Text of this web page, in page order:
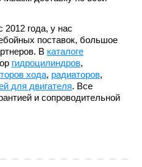
2012 года, у нас
поставок, большое
В каталоге
гидроцилиндров,
хода, радиаторов,
для двигателя. Все
и сопроводительной